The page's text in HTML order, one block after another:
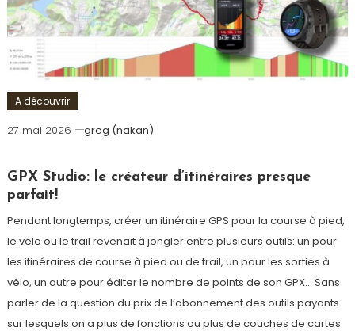
A découvrir
27 mai 2026 greg (nakan)
GPX Studio: le créateur d’itinéraires presque
parfait!
Pendant longtemps, créer un itinéraire GPS pour la course à pied,
le vélo ou le trail revenait à jongler entre plusieurs outils: un pour
les itinéraires de course à pied ou de trail, un pour les sorties à
vélo, un autre pour éditer le nombre de points de son GPX… Sans
parler de la question du prix de l’abonnement des outils payants
sur lesquels on a plus de fonctions ou plus de couches de cartes